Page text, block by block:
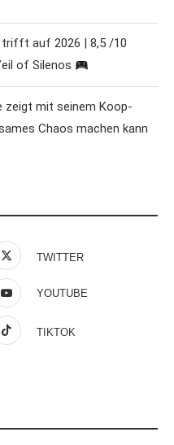
auf 2026 | 8,5 /10
of Silenos
zeigt mit seinem Koop-
Chaos machen kann
TWITTER
YOUTUBE
TIKTOK